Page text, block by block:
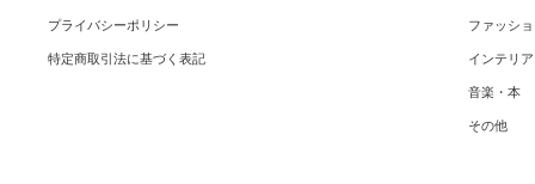
プライバシーポリシー
特定商取引法に基づく表記
ファッシ
インテリア
音楽・本
その他